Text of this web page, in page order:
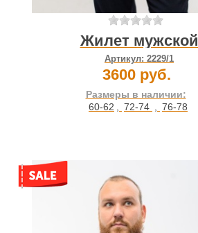
Жилет мужской
Артикул: 2229/1
3600 руб.
Размеры в наличии:
60-62 , 72-74 , 76-78